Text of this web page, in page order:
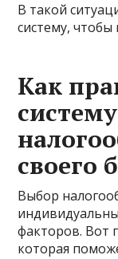
В такой
систему,
Как
систему
своего
Выбор
факторов. Вот
которая